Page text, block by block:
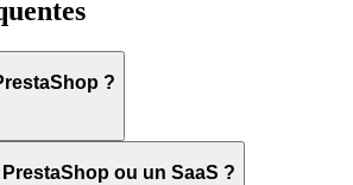
?
ou un SaaS ?